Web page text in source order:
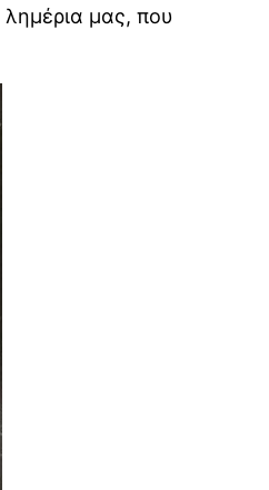
λημέρια μας, που